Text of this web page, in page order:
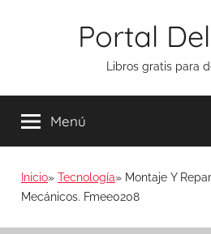
Portal
Libros gratis para
Menú
Inicio Tecnología
Montaje Y
Mecánicos. Fmee0208